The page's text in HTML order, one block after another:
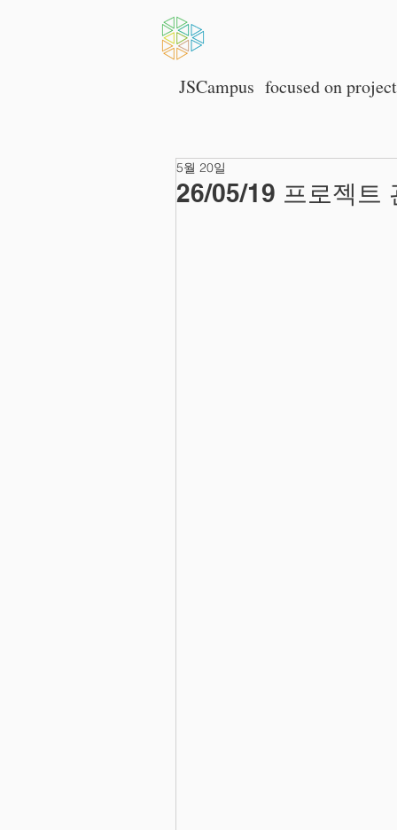
JSCampus focused on p
26/05/19 프로젝트
5월 20일